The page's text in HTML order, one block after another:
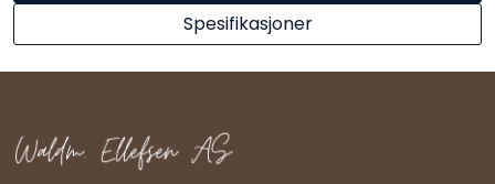
Spesifikasjoner